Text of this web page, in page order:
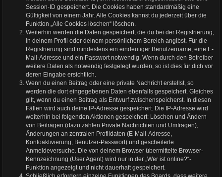
Session-ID gespeichert. Die Cookies haben standardmäßig eine
Gültigkeit von einem Jahr. Alle Cookies kannst du jederzeit über die
Funktion „Alle Cookies löschen“ löschen.
Weiterhin werden die Daten gespeichert, die du bei der Registrierung,
in deinem Profil oder deinem persönlichem Bereich angibst. Für die
Registrierung sind mindestens ein eindeutiger Benutzername, eine E-
Mail-Adresse und ein Passwort notwendig. Wenn durch den Betreiber
weitere Daten als notwendig festgelegt wurden, so ist dies für dich vor
deren Eingabe ersichtlich.
Wenn du einen Beitrag oder eine private Nachricht erstellst, so
werden die dort eingegebenen Daten ebenfalls gespeichert. Gleiches
gilt, wenn du einen Beitrag als Entwurf zwischenspeicherst. In diesen
Fällen wird auch deine IP-Adresse gespeichert. Die IP-Adresse wird
weiterhin bei folgenden Aktionen gespeichert: Löschen und Ändern
von Beiträgen (dazu zählen Private Nachrichten und Umfragen),
Änderungen an zentralen Profildaten (E-Mail-Adresse,
Kontoaktivierung, Benutzer-Passwort) und gescheiterte
Anmeldeversuche. Die von deinem Browser übermittelte Browser-
Kennzeichnung (User Agent) wird nur in der „Wer ist online?“-
Funktion angezeigt und nicht dauerhaft gespeichert.